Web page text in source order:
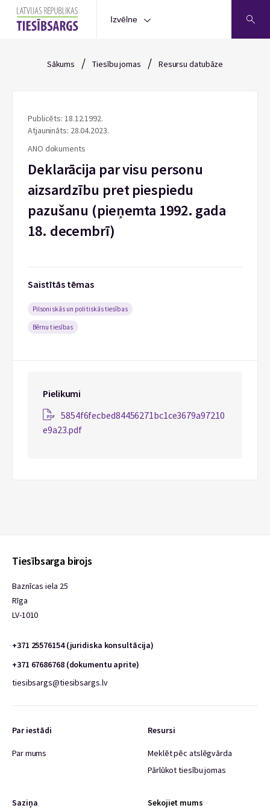
Izvēlne
Sākums / Tiesību jomas / Resursu datubāze
Publicēts: 18.12.1992.
Atjaunināts: 28.04.2023.
ANO dokuments
Deklarācija par visu personu
aizsardzību pret piespiedu
pazušanu (pieņemta 1992. gada
18. decembrī)
Saistītās tēmas
Pilsoniskās un politiskās tiesības
Bērnu tiesības
Pielikumi
5854f6fecbed84456271bc1ce3679a97210
e9a23.pdf
Tiesībsarga birojs
Baznīcas iela 25
Rīga
LV-1010
+371 25576154 (juridiska konsultācija)
+371 67686768 (dokumentu aprite)
tiesibsargs@tiesibsargs.lv
Par iestādi
Par mums
Resursi
Meklēt pēc atslēgvārda
Pārlūkot tiesību jomas
Saziņa Sekojiet mums